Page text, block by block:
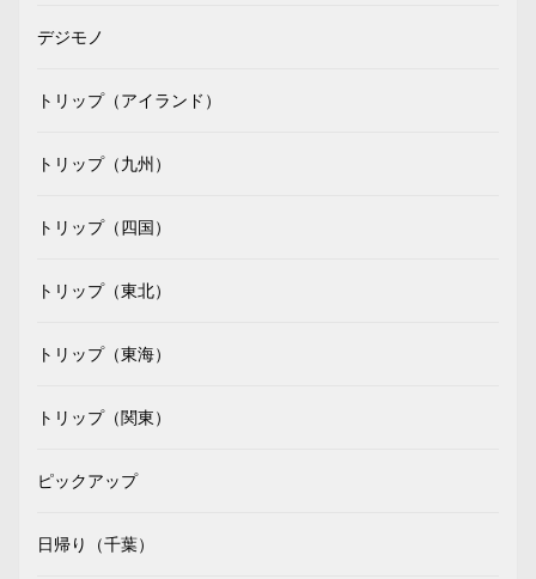
デジモノ
トリップ（アイランド）
トリップ（九州）
トリップ（四国）
トリップ（東北）
トリップ（東海）
トリップ（関東）
ピックアップ
日帰り（千葉）